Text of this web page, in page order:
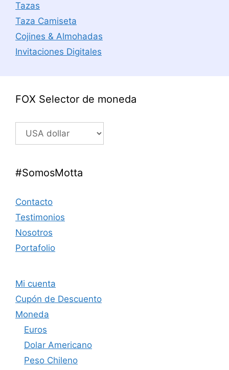
Tazas
Taza Camiseta
Cojines & Almohadas
Invitaciones Digitales
FOX Selector de moneda
#SomosMotta
Contacto
Testimonios
Nosotros
Portafolio
Mi cuenta
Cupón de Descuento
Moneda
Euros
Dolar Americano
Peso Chileno